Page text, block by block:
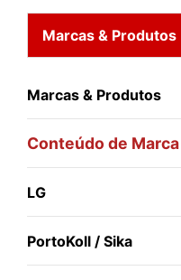
Marcas & Produtos
Marcas & Produtos
Conteúdo de Marca
LG
PortoKoll / Sika